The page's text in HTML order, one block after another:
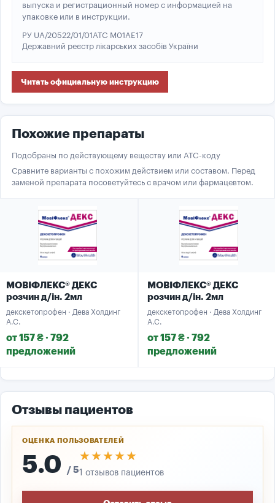
выпуска и регистрационный номер с информацией на
упаковке или в инструкции.
РУ UA/20522/01/01ATC M01AE17
Державний реєстр лікарських засобів України
Читать официальную инструкцию
Похожие препараты
Подобраны по действующему веществу или ATC-коду
Сравните варианты с похожим действием или составом. Перед
заменой препарата посоветуйтесь с врачом или фармацевтом.
МОВІФЛЕКС® ДЕКС
розчин д/ін. 2мл
декскетопрофен · Дева Холдинг
А.С.
от 157 ₴ · 792
предложений
МОВІФЛЕКС® ДЕКС
розчин д/ін. 2мл
декскетопрофен · Дева Холдинг
А.С.
от 157 ₴ · 792
предложений
Отзывы пациентов
ОЦЕНКА ПОЛЬЗОВАТЕЛЕЙ
5.0 / 5
★★★★★
★★★★★
1 отзывов пациентов